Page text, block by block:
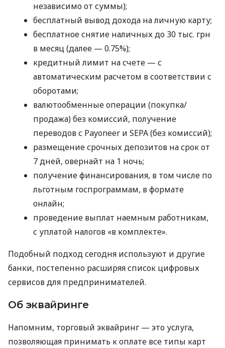
независимо от суммы);
бесплатный вывод дохода на личную карту;
бесплатное снятие наличных до 30 тыс. грн
в месяц (далее — 0.75%);
кредитный лимит на счете — с
автоматическим расчетом в соответствии с
оборотами;
валютообменные операции (покупка/
продажа) без комиссий, получение
переводов с Payoneer и SEPA (без комиссий);
размещение срочных депозитов на срок от
7 дней, овернайт на 1 ночь;
получение финансирования, в том числе по
льготным госпрограммам, в формате
онлайн;
проведение выплат наемным работникам,
с уплатой налогов «в комплекте».
Подобный подход сегодня используют и другие
банки, постепенно расширяя список цифровых
сервисов для предпринимателей.
Об эквайринге
Напомним, торговый эквайринг — это услуга,
позволяющая принимать к оплате все типы карт